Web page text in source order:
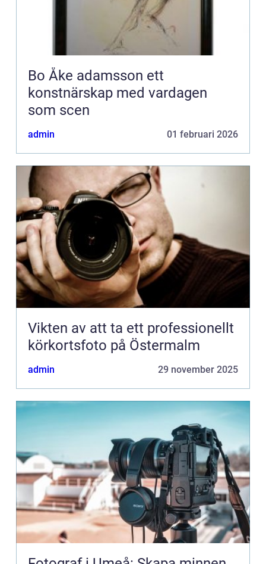
Bo Åke adamsson ett
konstnärskap med vardagen
som scen
admin 01 februari 2026
Vikten av att ta ett professionellt
körkortsfoto på Östermalm
admin 29 november 2025